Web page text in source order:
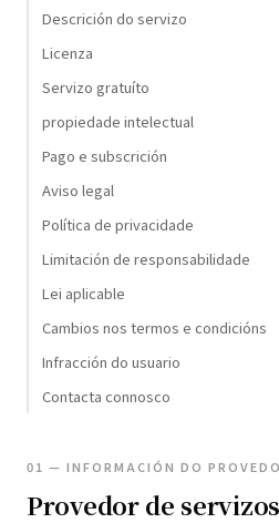
Descrición do servizo
Licenza
Servizo gratuíto
propiedade intelectual
Pago e subscrición
Aviso legal
Política de privacidade
Limitación de responsabilidade
Lei aplicable
Cambios nos termos e condicións
Infracción do usuario
Contacta connosco
01 — INFORMACIÓN DO
Provedor de servizos